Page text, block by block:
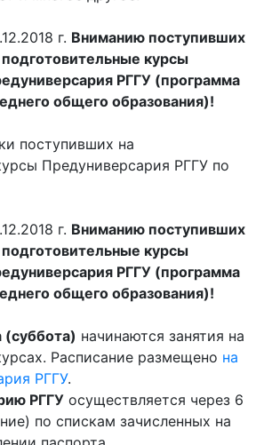
г. Вниманию поступивших
подготовительные курсы
РГГУ (программа
общего образования)!
поступивших на
Предуниверсария РГГУ по
г. Вниманию поступивших
подготовительные курсы
РГГУ (программа
общего образования)!
(суббота) начинаются занятия на
Расписание размещено на
РГГУ.
РГГУ осуществляется через 6
по спискам зачисленных на